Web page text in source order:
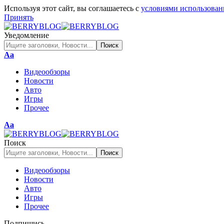
Используя этот сайт, вы соглашаетесь с условиями
Принять
Уведомление
Изменение
шрифта
Аа
Видеообзоры
Новости
Авто
Игры
Прочее
Изменение
размера
шрифта
Аа
Поиск
Видеообзоры
Новости
Авто
Игры
Прочее